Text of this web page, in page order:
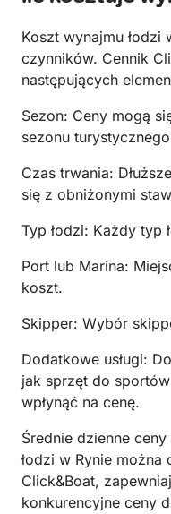
Koszt wynajmu łodzi
czynników. Cennik
następujących
Sezon: Ceny mogą
sezonu
Czas trwania:
się z obniżonymi
Typ łodzi: Każdy typ
Port lub Marina:
koszt.
Skipper: Wybór
Dodatkowe usługi:
jak sprzęt do
wpłynąć na cenę.
Średnie dzienne
łodzi w Rynie
Click&Boat,
konkurencyjne ceny